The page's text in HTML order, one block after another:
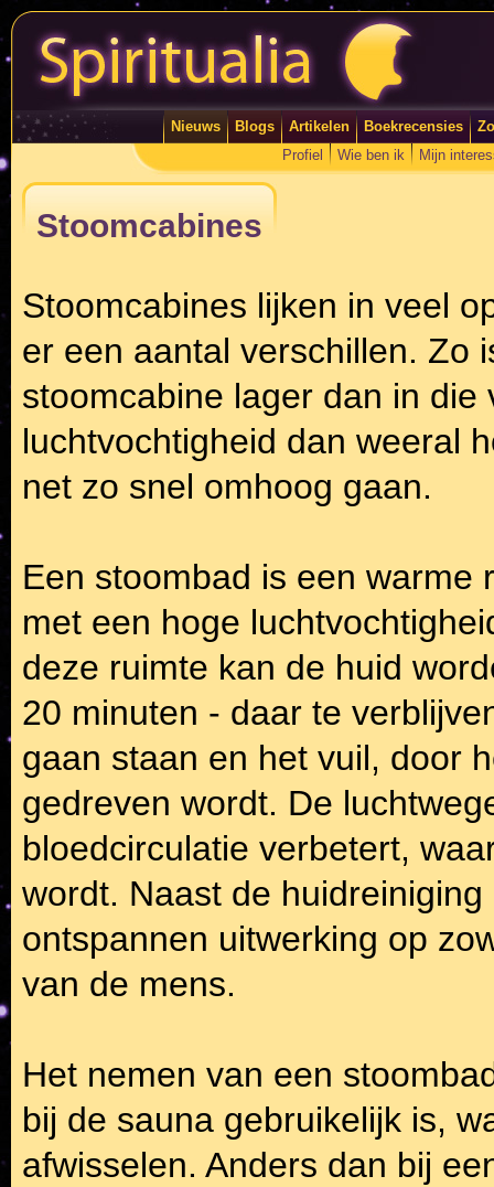
Nieuws Blogs Artikelen Boekrecensies
Profiel
Wie ben ik Mijn
Stoomcabines
Stoomcabines lijken in veel
er een aantal verschillen. Zo
stoomcabine lager dan in
luchtvochtigheid dan weeral
net zo snel omhoog gaan.
Een stoombad is een warme
met een hoge
deze ruimte kan de huid
20 minuten - daar te
gaan staan en het vuil, door
gedreven wordt. De
bloedcirculatie verbetert,
wordt. Naast de
ontspannen uitwerking op
van de mens.
Het nemen van een
bij de sauna gebruikelijk is,
afwisselen. Anders dan bij